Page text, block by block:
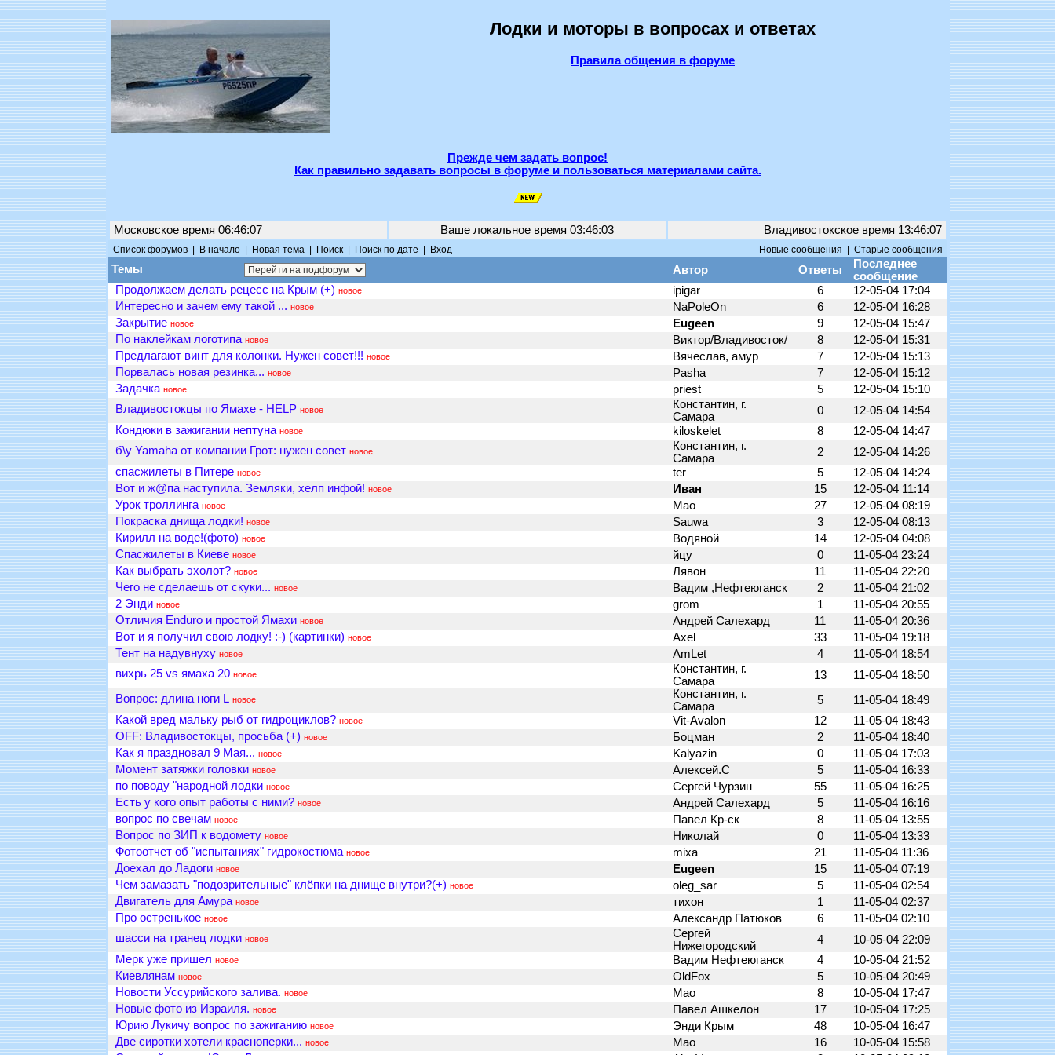
Лодки и моторы в вопросах и ответах
Правила общения в форуме
Прежде чем задать вопрос!
Как правильно задавать вопросы в форуме и пользоваться материалами сайта.
Московское время 06:46:07 Ваше локальное время 03:46:03 Владивостокское время 13:46:07
Список форумов| В начало| Новая тема| Поиск| Поиск по дате Вход Новые сообщения Старые сообщения
Темы Автор Ответы
Последнее
сообщение
Продолжаем делать рецесс на Крым (+) новое ipigar 6
12-05-04 17:04
Интересно и зачем ему такой ... новое NaPoleOn 6
12-05-04 16:28
Закрытие новое Eugeen 9
12-05-04 15:47
По наклейкам логотипа новое Виктор/Владивосток/ 8
12-05-04 15:31
Предлагают винт для колонки. Нужен совет!!! новое Вячеслав, амур 7
12-05-04 15:13
Порвалась новая резинка... новое Pasha 7
12-05-04 15:12
Задачка новое priest 5
12-05-04 15:10
Владивостокцы по Ямахе - HELP новое
Константин, г.
Самара
0
12-05-04 14:54
Кондюки в зажигании нептуна новое kiloskelet 8
12-05-04 14:47
б\у Yamaha от компании Грот: нужен совет новое
Константин, г.
Самара
2
12-05-04 14:26
спасжилеты в Питере новое ter 5
12-05-04 14:24
Вот и ж@па наступила. Земляки, хелп инфой! новое Иван 15
12-05-04 11:14
Урок троллинга новое Мао 27
12-05-04 08:19
Покраска днища лодки! новое Sauwa 3
12-05-04 08:13
Кирилл на воде!(фото) новое Водяной 14
12-05-04 04:08
Спасжилеты в Киеве новое йцу 0
11-05-04 23:24
Как выбрать эхолот? новое Лявон 11
11-05-04 22:20
Чего не сделаешь от скуки... новое Вадим ,Нефтеюганск 2
11-05-04 21:02
2 Энди новое grom 1
11-05-04 20:55
Отличия Enduro и простой Ямахи новое Андрей Салехард 11
11-05-04 20:36
Вот и я получил свою лодку! :-) (картинки) новое Axel 33
11-05-04 19:18
Тент на надувнуху новое AmLet 4
11-05-04 18:54
вихрь 25 vs ямаха 20 новое
Константин, г.
Самара
13
11-05-04 18:50
Вопрос: длина ноги L новое
Константин, г.
Самара
5
11-05-04 18:49
Какой вред мальку рыб от гидроциклов? новое Vit-Avalon 12
11-05-04 18:43
OFF: Владивостокцы, просьба (+) новое Боцман 2
11-05-04 18:40
Как я праздновал 9 Мая... новое Kalyazin 0
11-05-04 17:03
Момент затяжки головки новое Алексей.С 5
11-05-04 16:33
по поводу "народной лодки новое Сергей Чурзин 55
11-05-04 16:25
Есть у кого опыт работы с ними? новое Андрей Салехард 5
11-05-04 16:16
вопрос по свечам новое Павел Кр-ск 8
11-05-04 13:55
Вопрос по ЗИП к водомету новое Николай 0
11-05-04 13:33
Фотоотчет об "испытаниях" гидрокостюма новое mixa 21
11-05-04 11:36
Доехал до Ладоги новое Eugeen 15
11-05-04 07:19
Чем замазать "подозрительные" клёпки на днище внутри?(+) новое oleg_sar 5
11-05-04 02:54
Двигатель для Амура новое тихон 1
11-05-04 02:37
Про остренькое новое Александр Патюков 6
11-05-04 02:10
шасси на транец лодки новое
Сергей
Нижегородский
4
10-05-04 22:09
Мерк уже пришел новое Вадим Нефтеюганск 4
10-05-04 21:52
Киевлянам новое OldFox 5
10-05-04 20:49
Новости Уссурийского залива. новое Мао 8
10-05-04 17:47
Новые фото из Израиля. новое Павел Ашкелон 17
10-05-04 17:25
Юрию Лукичу вопрос по зажиганию новое Энди Крым 48
10-05-04 16:47
Две сиротки хотели красноперки... новое Мао 16
10-05-04 15:58